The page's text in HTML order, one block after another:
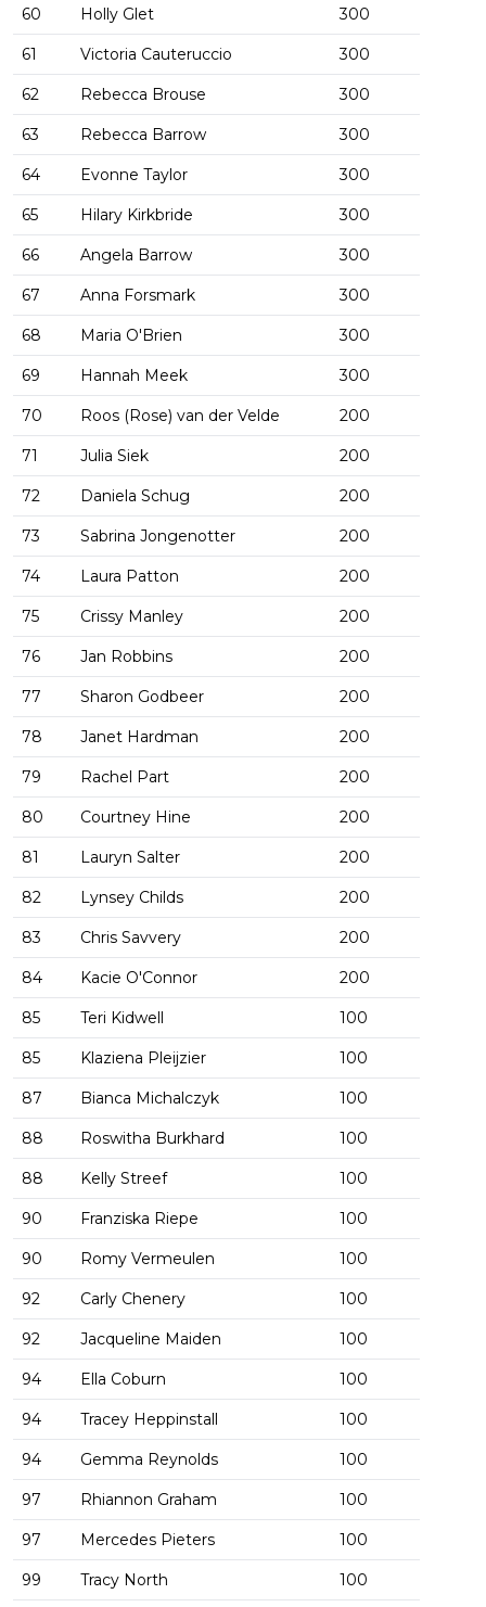
60 Holly Glet 300
61 Victoria Cauteruccio 300
62 Rebecca Brouse 300
63 Rebecca Barrow 300
64 Evonne Taylor 300
65 Hilary Kirkbride 300
66 Angela Barrow 300
67 Anna Forsmark 300
68 Maria O'Brien 300
69 Hannah Meek 300
70 Roos (Rose) van der Velde 200
71 Julia Siek 200
72 Daniela Schug 200
73 Sabrina Jongenotter 200
74 Laura Patton 200
75 Crissy Manley 200
76 Jan Robbins 200
77 Sharon Godbeer 200
78 Janet Hardman 200
79 Rachel Part 200
80 Courtney Hine 200
81 Lauryn Salter 200
82 Lynsey Childs 200
83 Chris Savvery 200
84 Kacie O'Connor 200
85 Teri Kidwell 100
85 Klaziena Pleijzier 100
87 Bianca Michalczyk 100
88 Roswitha Burkhard 100
88 Kelly Streef 100
90 Franziska Riepe 100
90 Romy Vermeulen 100
92 Carly Chenery 100
92 Jacqueline Maiden 100
94 Ella Coburn 100
94 Tracey Heppinstall 100
94 Gemma Reynolds 100
97 Rhiannon Graham 100
97 Mercedes Pieters 100
99 Tracy North 100